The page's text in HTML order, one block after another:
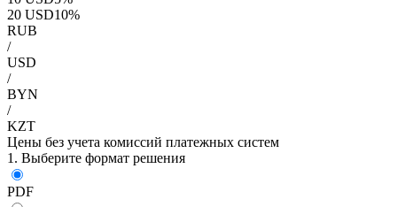
20 USD10%
RUB
/
USD
/
BYN
/
KZT
Цены без учета комиссий платежных систем
1. Выберите формат решения
PDF